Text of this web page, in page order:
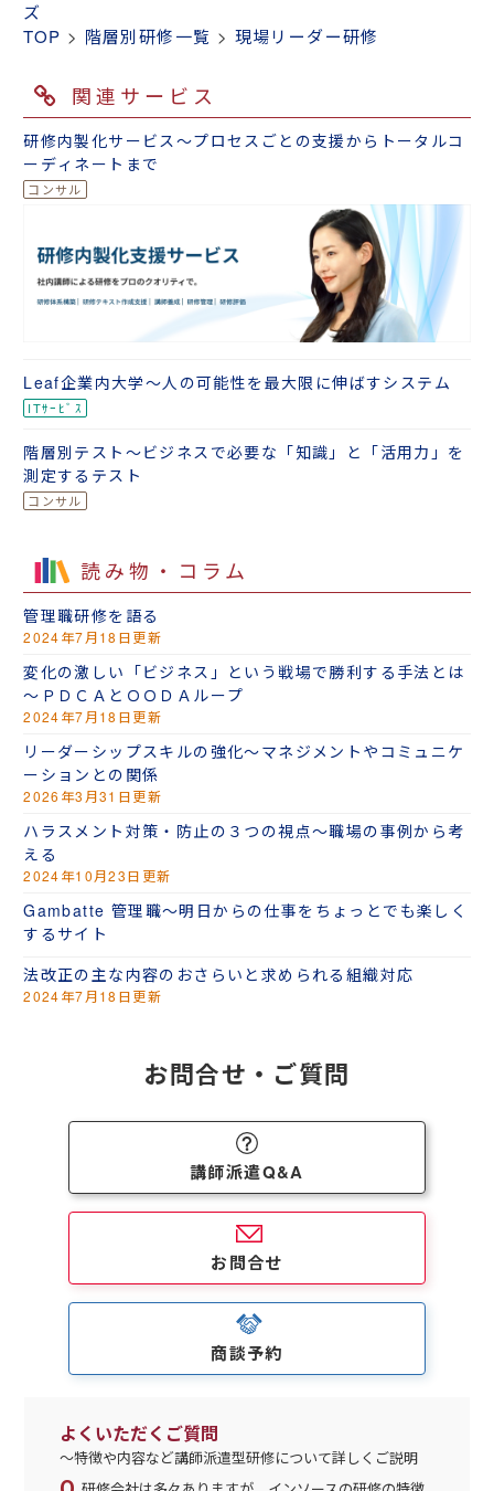
ズ
TOP > 階層別研修一覧 > 現場リーダー研修
関連サービス
研修内製化サービス～プロセスごとの支援からトータルコ
ーディネートまで
Leaf企業内大学～人の可能性を最大限に伸ばすシステム
階層別テスト～ビジネスで必要な「知識」と「活用力」を
測定するテスト
読み物・コラム
管理職研修を語る
2024年7月18日更新
変化の激しい「ビジネス」という戦場で勝利する手法とは
～ＰＤＣＡとＯＯＤＡループ
2024年7月18日更新
リーダーシップスキルの強化～マネジメントやコミュニケ
ーションとの関係
2026年3月31日更新
ハラスメント対策・防止の３つの視点～職場の事例から考
える
2024年10月23日更新
Gambatte 管理職～明日からの仕事をちょっとでも楽しく
するサイト
法改正の主な内容のおさらいと求められる組織対応
2024年7月18日更新
お問合せ・ご質問
講師派遣Q&A
お問合せ
商談予約
よくいただくご質問
～特徴や内容など講師派遣型研修について詳しくご説明